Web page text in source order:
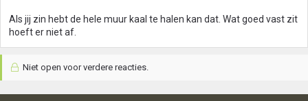
Als jij zin hebt de hele muur kaal te halen kan dat. Wat goed vast zit
hoeft er niet af.
Niet open voor verdere reacties.